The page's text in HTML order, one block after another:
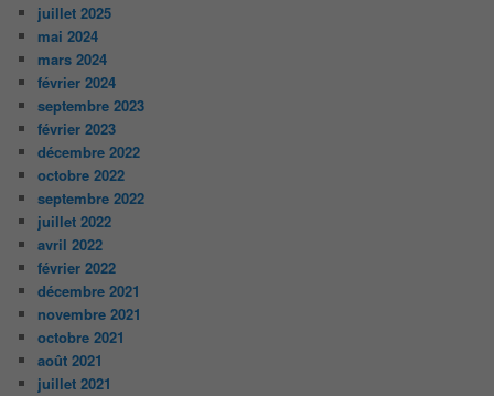
juillet 2025
mai 2024
mars 2024
février 2024
septembre 2023
février 2023
décembre 2022
octobre 2022
septembre 2022
juillet 2022
avril 2022
février 2022
décembre 2021
novembre 2021
octobre 2021
août 2021
juillet 2021